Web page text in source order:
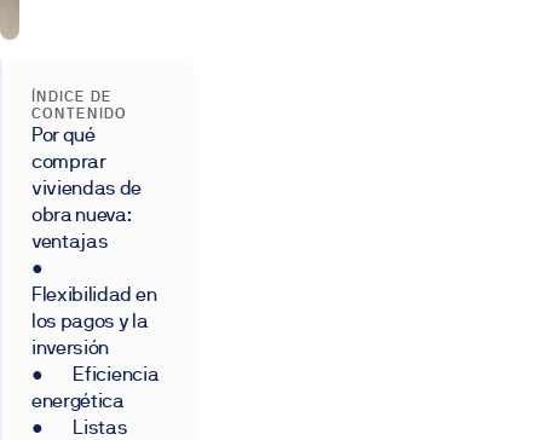
ÍNDICE DE
CONTENIDO
Por qué
comprar
viviendas de
obra nueva:
ventajas
●
Flexibilidad en
los pagos y la
inversión
● Eficiencia
energética
● Listas